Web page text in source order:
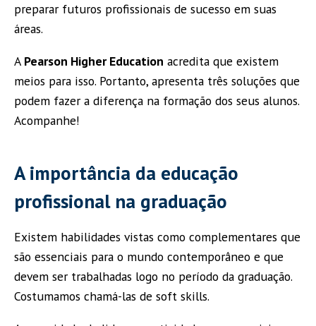
preparar futuros profissionais de sucesso em suas
áreas.
A Pearson Higher Education acredita que existem
meios para isso. Portanto, apresenta três soluções que
podem fazer a diferença na formação dos seus alunos.
Acompanhe!
A importância da educação
profissional na graduação
Existem habilidades vistas como complementares que
são essenciais para o mundo contemporâneo e que
devem ser trabalhadas logo no período da graduação.
Costumamos chamá-las de soft skills.